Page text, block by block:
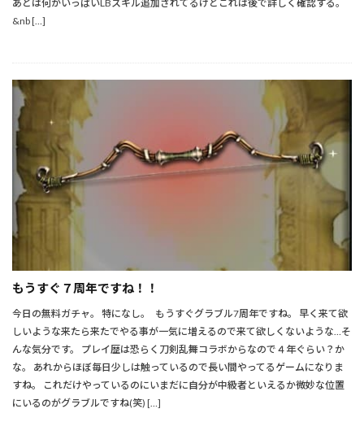
あとは何かいっぱいLBスキル追加されてるけどこれは後で詳しく確認する。
&nb […]
もうすぐ７周年ですね！！
今日の無料ガチャ。 特になし。 もうすぐグラブル7周年ですね。 早く来て欲
しいような来たら来たでやる事が一気に増えるので来て欲しくないような…そ
んな気分です。 プレイ歴は恐らく刀剣乱舞コラボからなので４年ぐらい？か
な。 あれからほぼ毎日少しは触っているので長い間やってるゲームになりま
すね。 これだけやっているのにいまだに自分が中級者といえるか微妙な位置
にいるのがグラブルですね(笑) […]